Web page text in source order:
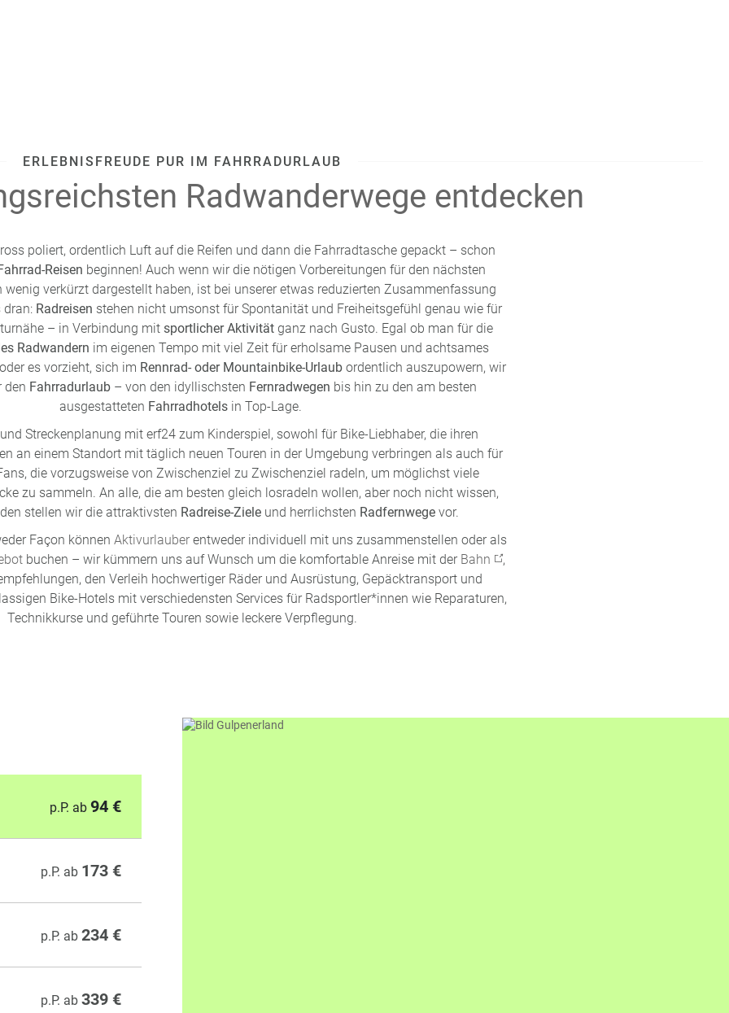
ERLEBNISFREUDE PUR IM FAHRRADURLAUB
Radwanderwege entdecken
poliert, ordentlich Luft auf die Reifen und dann die Fahrradtasche gepackt – schon
Reisen beginnen! Auch wenn wir die nötigen Vorbereitungen für den nächsten
wenig verkürzt dargestellt haben, ist bei unserer etwas reduzierten Zusammenfassung
dran: Radreisen stehen nicht umsonst für Spontanität und Freiheitsgefühl genau wie für
– in Verbindung mit sportlicher Aktivität ganz nach Gusto. Egal ob man für die
Radwandern im eigenen Tempo mit viel Zeit für erholsame Pausen und achtsames
es vorzieht, sich im Rennrad- oder Mountainbike-Urlaubordentlich auszupowern, wir
den Fahrradurlaub – von den idyllischsten Fernradwegen bis hin zu den am besten
ausgestatteten Fahrradhotels in Top-Lage.
Streckenplanung mit erf24 zum Kinderspiel, sowohl für Bike-Liebhaber, die ihren
an einem Standort mit täglich neuen Touren in der Umgebung verbringen als auch für
die vorzugsweise von Zwischenziel zu Zwischenziel radeln, um möglichst viele
zu sammeln. An alle, die am besten gleich losradeln wollen, aber noch nicht wissen,
stellen wir die attraktivsten Radreise-Ziele und herrlichsten Radfernwege vor.
Façon können Aktivurlauber entweder individuell mit uns zusammenstellen oder als
buchen – wir kümmern uns auf Wunsch um die komfortable Anreise mit der Bahn
,
den Verleih hochwertiger Räder und Ausrüstung, Gepäcktransport und
Bike-Hotels mit verschiedensten Services für Radsportler*innen wie Reparaturen,
Technikkurse und geführte Touren sowie leckere Verpflegung.
p.P. ab 94 €
p.P. ab 173 €
p.P. ab 234 €
p.P. ab 339 €